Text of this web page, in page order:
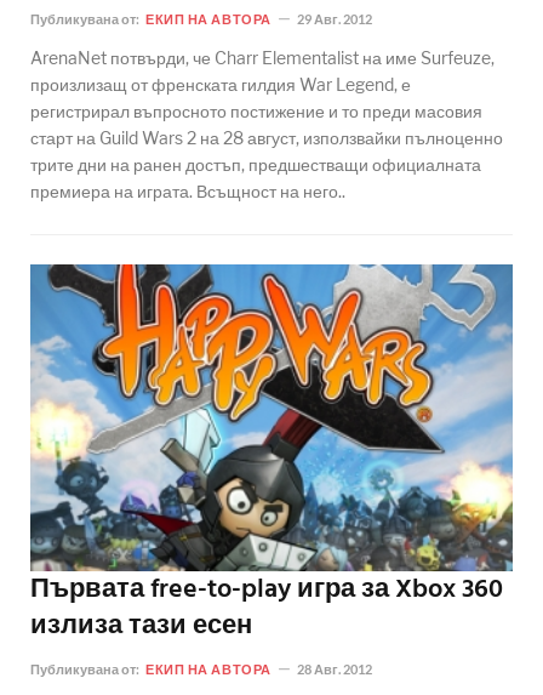
Публикувана от: ЕКИП НА АВТОРА 29 Авг. 2012
ArenaNet потвърди, че Charr Elementalist на име Surfeuze,
произлизащ от френската гилдия War Legend, е
регистрирал въпросното постижение и то преди масовия
старт на Guild Wars 2 на 28 август, използвайки пълноценно
трите дни на ранен достъп, предшестващи официалната
премиера на играта. Всъщност на него..
Първата free-to-play игра за Xbox 360
излиза тази есен
Публикувана от: ЕКИП НА АВТОРА 28 Авг. 2012